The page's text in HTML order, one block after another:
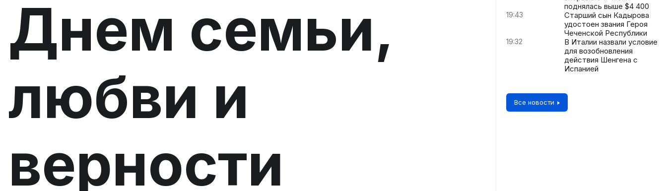
Днем семьи,
любви и
верности
поднялась выше $4 400
19:43
Старший сын Кадырова
удостоен звания Героя
Чеченской Республики
19:32
В Италии назвали условие
для возобновления
действия Шенгена с
Испанией
Все новости